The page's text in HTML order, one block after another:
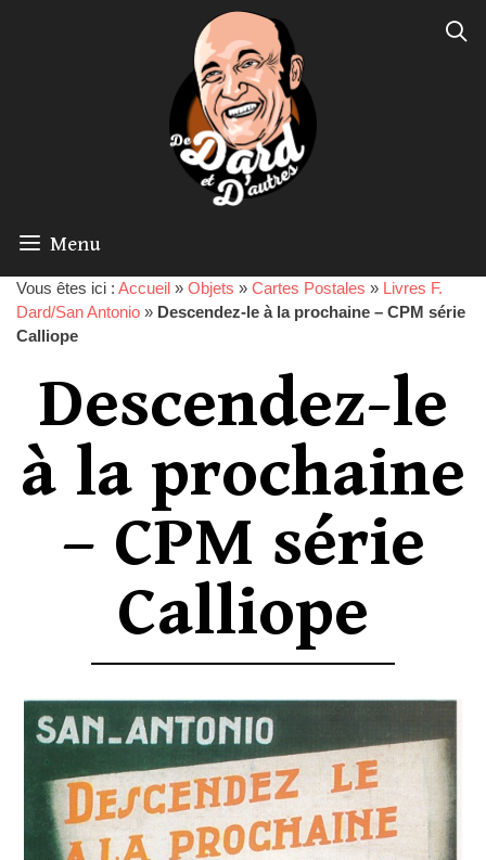
Menu
Vous êtes ici : Accueil » Objets » Cartes Postales » Livres F.
Dard/San Antonio » Descendez-le à la prochaine – CPM série
Calliope
Descendez-le
à la prochaine
– CPM série
Calliope